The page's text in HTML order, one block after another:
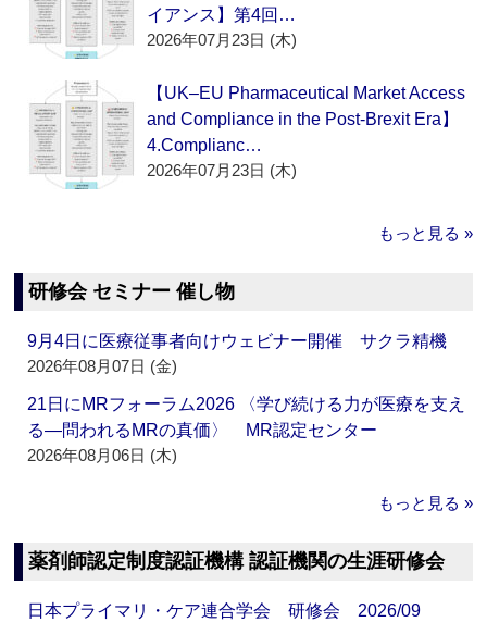
イアンス】第4回…
2026年07月23日 (木)
【UK–EU Pharmaceutical Market Access
and Compliance in the Post-Brexit Era】
4.Complianc…
2026年07月23日 (木)
もっと見る »
研修会 セミナー 催し物
9月4日に医療従事者向けウェビナー開催 サクラ精機
2026年08月07日 (金)
21日にMRフォーラム2026 〈学び続ける力が医療を支え
る―問われるMRの真価〉 MR認定センター
2026年08月06日 (木)
もっと見る »
薬剤師認定制度認証機構 認証機関の生涯研修会
日本プライマリ・ケア連合学会 研修会 2026/09